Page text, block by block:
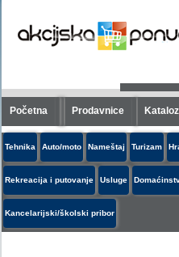
Početna Prodavnice
Tehnika Auto/moto Nameštaj Turizam
Rekreacija i putovanje Usluge
Kancelarijski/školski pribor